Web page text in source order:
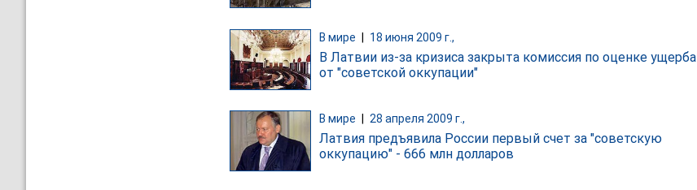
В мире | 18 июня 2009 г.,
В Латвии из-за кризиса закрыта комиссия по оценке ущерба
от "советской оккупации"
В мире 28 апреля 2009 г.,
Латвия предъявила России первый счет за "советскую
оккупацию" - 666 млн долларов